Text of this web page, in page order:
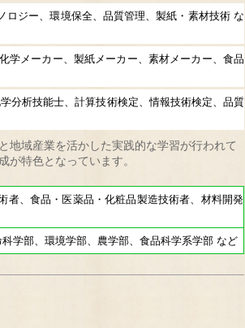
ジー、環境保全、品質管理、製紙・素材技術 な
学メーカー、製紙メーカー、素材メーカー、食品
分析技能士、計算技術検定、情報技術検定、品質
地域産業を活かした実践的な学習が行われて
が特色となっています。
品・医薬品・化粧品製造技術者、材料開発
学部、環境学部、農学部、食品科学系学部 など